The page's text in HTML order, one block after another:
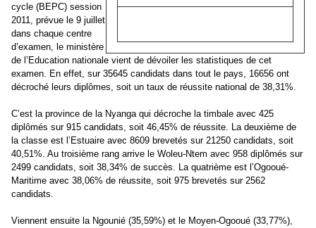
cycle (BEPC) session
2011, prévue le 9 juillet
dans chaque centre
d’examen, le ministère
de l’Education nationale vient de dévoiler les statistiques de cet
examen. En effet, sur 35645 candidats dans tout le pays, 16656 ont
décroché leurs diplômes, soit un taux de réussite national de 38,31%.
C’est la province de la Nyanga qui décroche la timbale avec 425
diplômés sur 915 candidats, soit 46,45% de réussite. La deuxième de
la classe est l’Estuaire avec 8609 brevetés sur 21250 candidats, soit
40,51%. Au troisième rang arrive le Woleu-Ntem avec 958 diplômés sur
2499 candidats, soit 38,34% de succès. La quatrième est l’Ogooué-
Maritime avec 38,06% de réussite, soit 975 brevetés sur 2562
candidats.
Viennent ensuite la Ngounié (35,59%) et le Moyen-Ogooué (33,77%),